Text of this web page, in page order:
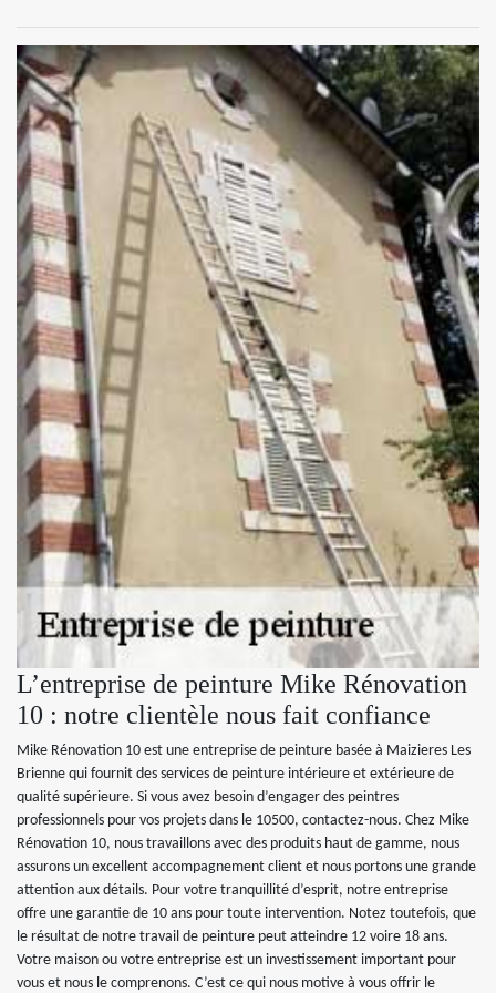
L’entreprise de peinture Mike Rénovation
10 : notre clientèle nous fait confiance
Mike Rénovation 10 est une entreprise de peinture basée à Maizieres Les
Brienne qui fournit des services de peinture intérieure et extérieure de
qualité supérieure. Si vous avez besoin d’engager des peintres
professionnels pour vos projets dans le 10500, contactez-nous. Chez Mike
Rénovation 10, nous travaillons avec des produits haut de gamme, nous
assurons un excellent accompagnement client et nous portons une grande
attention aux détails. Pour votre tranquillité d’esprit, notre entreprise
offre une garantie de 10 ans pour toute intervention. Notez toutefois, que
le résultat de notre travail de peinture peut atteindre 12 voire 18 ans.
Votre maison ou votre entreprise est un investissement important pour
vous et nous le comprenons. C’est ce qui nous motive à vous offrir le